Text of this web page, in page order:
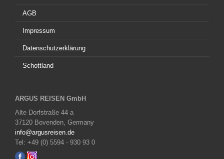
AGB
Impressum
Datenschutzerklärung
Schottland
ARGUS REISEN GmbH
Alte Dorfstraße 44 a
37120 Bovenden, Germany
info@argusreisen.de
Tel: +49 (0) 5594 - 930 93 0